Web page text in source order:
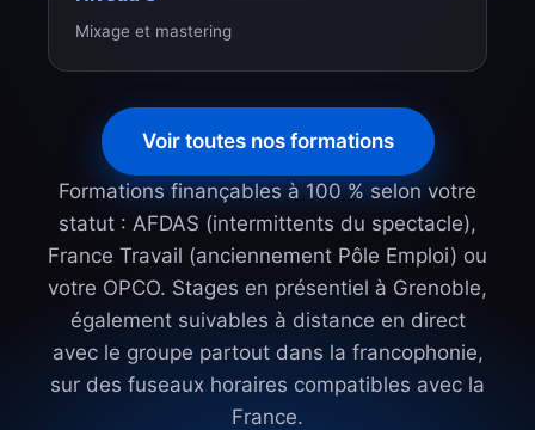
Mixage et mastering
Voir toutes nos formations
Formations finançables à 100 % selon votre
statut : AFDAS (intermittents du spectacle),
France Travail (anciennement Pôle Emploi) ou
votre OPCO. Stages en présentiel à Grenoble,
également suivables à distance en direct
avec le groupe partout dans la francophonie,
sur des fuseaux horaires compatibles avec la
France.